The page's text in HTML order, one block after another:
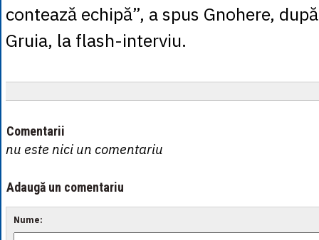
contează echipă”, a spus Gnohere,
Gruia, la flash-interviu.
Comentarii
nu este nici un comentariu
Adaugă un comentariu
Nume: